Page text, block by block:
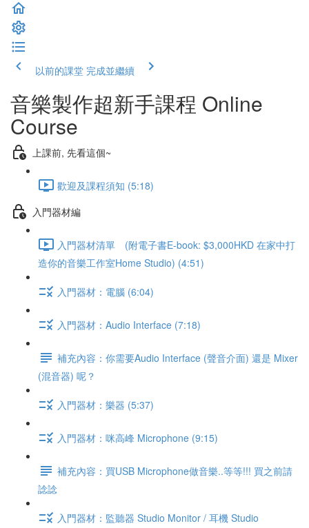
以前的課堂 完成並繼續
音樂製作超新手課程 Online
Course
上課前, 先看這個~
歡迎及課程須知 (5:18)
入門器材編
入門器材清單 (附電子書E-book: $3,000HKD 在家中打
造你的音樂工作室Home Studio) (4:51)
入門器材：電腦 (6:04)
入門器材：Audio Interface (7:18)
補充內容：你需要Audio Interface (聲音介面) 還是 Mixer
(混音器) 呢？
入門器材：樂器 (5:37)
入門器材：咪高峰 Microphone (9:15)
補充內容：買USB Microphone做音樂..等等!!! 買之前請
諗諗
入門器材：監聽器 Studio Monitor / 耳機 Studio